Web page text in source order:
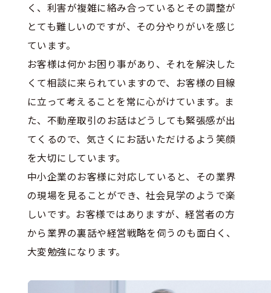
く、利害が複雑に絡み合っているとその調整が
とても難しいのですが、その分やりがいを感じ
ています。
お客様は何かお困り事があり、それを解決した
くて相談に来られていますので、お客様の目線
に立って考えることを常に心がけています。ま
た、不動産取引のお話はどうしても緊張感が出
てくるので、気さくにお話いただけるよう笑顔
を大切にしています。
中小企業のお客様に対応していると、その業界
の現場を見ることができ、社会見学のようで楽
しいです。お客様ではありますが、経営者の方
から業界の裏話や経営戦略を伺うのも面白く、
大変勉強になります。